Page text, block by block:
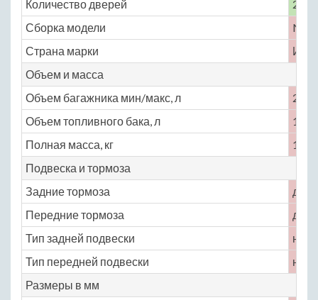
Количество дверей
2
Сборка модели
No
Страна марки
Объем и масса
Объем багажника мин/макс, л
250
Объем топливного бака, л
136
Полная масса, кг
1700
Подвеска и тормоза
Задние тормоза
Передние тормоза
Тип задней подвески
Тип передней подвески
Размеры в мм